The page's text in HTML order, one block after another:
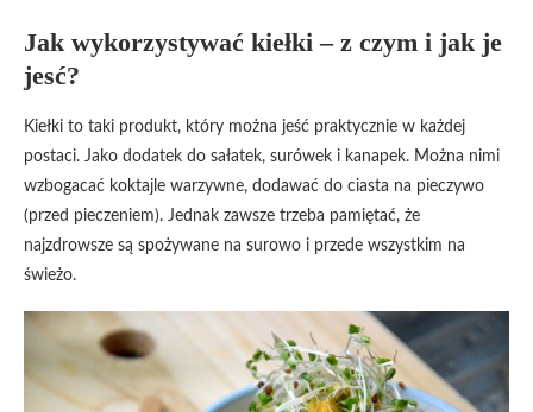
Jak wykorzystywać kiełki – z czym i jak je
jesć?
Kiełki to taki produkt, który można jeść praktycznie w każdej
postaci. Jako dodatek do sałatek, surówek i kanapek. Można nimi
wzbogacać koktajle warzywne, dodawać do ciasta na pieczywo
(przed pieczeniem). Jednak zawsze trzeba pamiętać, że
najzdrowsze są spożywane na surowo i przede wszystkim na
świeżo.